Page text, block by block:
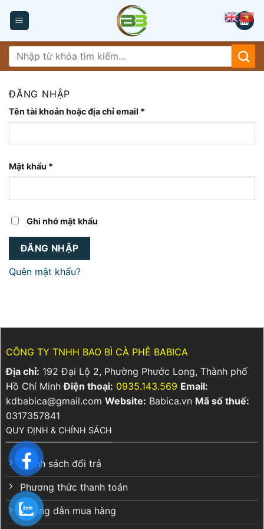
Tìm
kiếm:
ĐĂNG NHẬP
Tên tài khoản hoặc địa chỉ email *
Mật khẩu *
Ghi nhớ mật khẩu
ĐĂNG NHẬP
Quên mật khẩu?
CÔNG TY TNHH BAO BÌ CÀ PHÊ BABICA
Địa chỉ: 192 Đại Lộ 2, Phường Phước Long, Thành phố
Hồ Chí MinhĐiện thoại: 0935.143.569 Email:
kdbabica@gmail.com Website: Babica.vn Mã số thuế:
0317357841
QUY ĐỊNH & CHÍNH SÁCH
Chính sách đổi trả
Phương thức thanh toán
Hướng dẫn mua hàng